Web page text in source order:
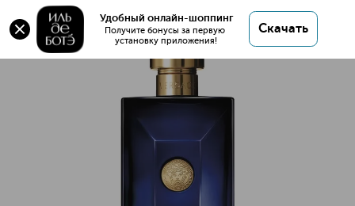
Удобный онлайн-шоппинг
Получите бонусы за первую
установку приложения!
Скачать
Оригинал 💯 Dylan Blue Туалетная вода купить в
интернет магазине ИЛЬ ДЕ БОТЭ с доставкой.